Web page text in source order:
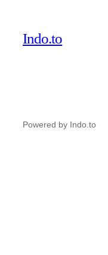
Indo.to
Powered by Indo.to